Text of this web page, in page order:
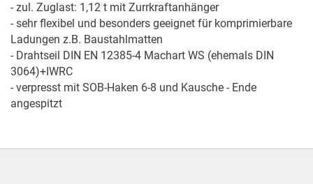
- zul. Zuglast: 1,12 t mit Zurrkraftanhänger
- sehr flexibel und besonders geeignet für komprimierbare
Ladungen z.B. Baustahlmatten
- Drahtseil DIN EN 12385-4 Machart WS (ehemals DIN
3064)+IWRC
- verpresst mit SOB-Haken 6-8 und Kausche - Ende
angespitzt